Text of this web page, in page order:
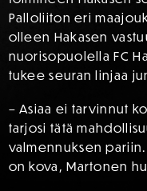
Palloliiton eri
olleen Hakasen
nuorisopuolella FC
tukee seuran linjaa
– Asiaa ei tarvinnut
tarjosi tätä
valmennuksen
on kova, Martonen